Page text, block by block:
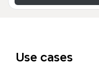
Use cases